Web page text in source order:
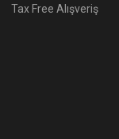
Tax Free Alışveriş